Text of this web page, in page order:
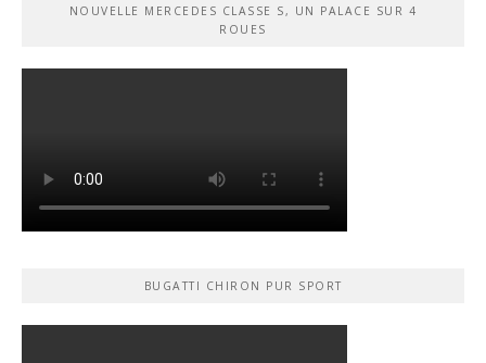
NOUVELLE MERCEDES CLASSE S, UN PALACE SUR 4
ROUES
BUGATTI CHIRON PUR SPORT